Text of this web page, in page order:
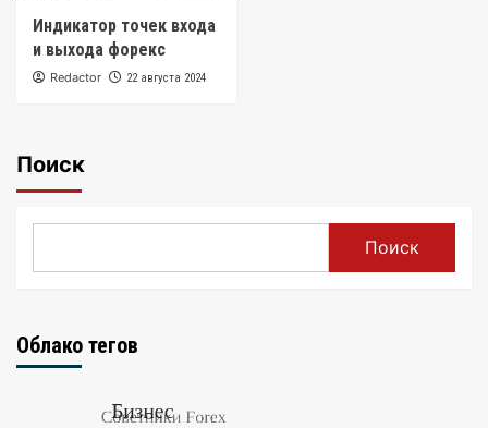
Индикатор точек входа
и выхода форекс
Redactor 22 августа 2024
Поиск
Поиск
Облако тегов